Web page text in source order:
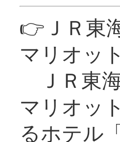
👉ＪＲ東
マリオッ
ＪＲ東
マリオッ
るホテル